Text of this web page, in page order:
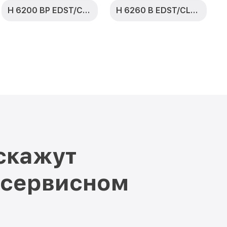
H 6200 BP EDST/CLST H 6260 B EDST/CLST